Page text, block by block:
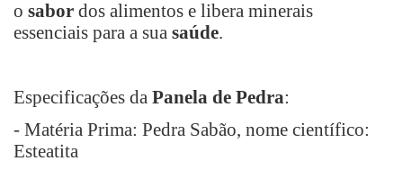
o sabor dos alimentos e libera minerais
essenciais para a sua saúde.
Especificações da Panela de Pedra:
- Matéria Prima: Pedra Sabão, nome científico:
Esteatita